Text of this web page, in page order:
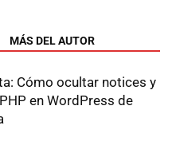
MÁS DEL AUTOR
Cómo ocultar notices y
en WordPress de